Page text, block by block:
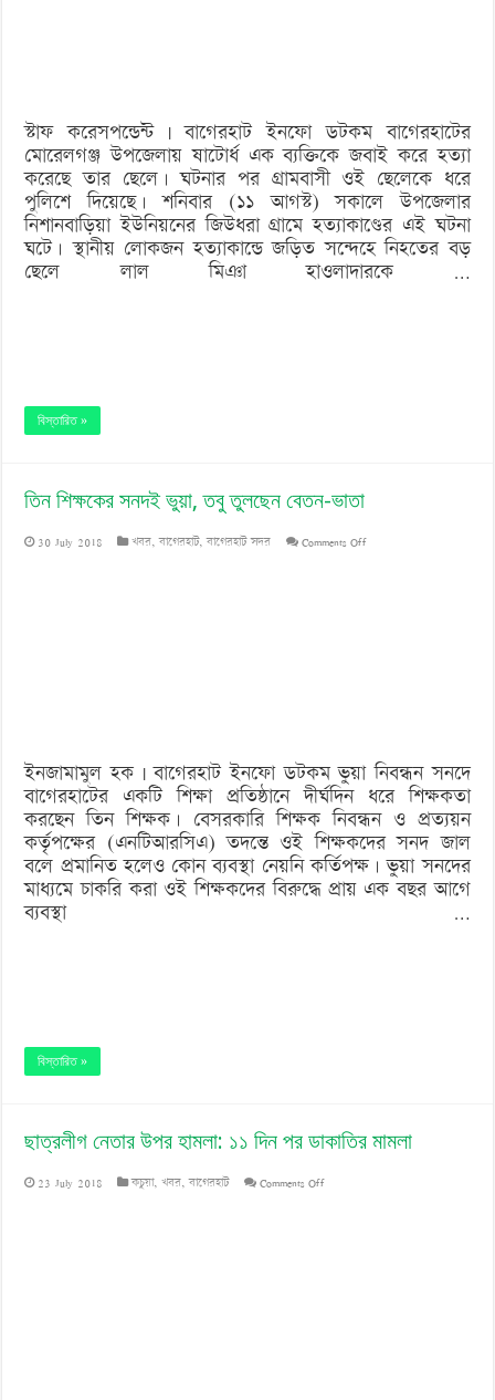
দিল
গ্রামবাসী
স্টাফ করেসপন্ডেন্ট | বাগেরহাট ইনফো ডটকম বাগেরহাটের
মোরেলগঞ্জ উপজেলায় ষাটোর্ধ এক ব্যক্তিকে জবাই করে হত্যা
করেছে তার ছেলে। ঘটনার পর গ্রামবাসী ওই ছেলেকে ধরে
পুলিশে দিয়েছে। শনিবার (১১ আগস্ট) সকালে উপজেলার
নিশানবাড়িয়া ইউনিয়নের জিউধরা গ্রামে হত্যাকাণ্ডের এই ঘটনা
ঘটে। স্থানীয় লোকজন হত্যাকান্ডে জড়িত সন্দেহে নিহতের বড়
ছেলে লাল মিঞা হাওলাদারকে …
বিস্তারিত »
তিন শিক্ষকের সনদই ভুয়া, তবু তুলছেন বেতন-ভাতা
30 July 2018 খবর,বাগেরহাট,বাগেরহাট সদর Comments Offon
বেতন-
ভাতা
ইনজামামুল হক | বাগেরহাট ইনফো ডটকম ভুয়া নিবন্ধন সনদে
বাগেরহাটের একটি শিক্ষা প্রতিষ্ঠানে দীর্ঘদিন ধরে শিক্ষকতা
করছেন তিন শিক্ষক। বেসরকারি শিক্ষক নিবন্ধন ও প্রত্যয়ন
কর্তৃপক্ষের (এনটিআরসিএ) তদন্তে ওই শিক্ষকদের সনদ জাল
বলে প্রমানিত হলেও কোন ব্যবস্থা নেয়নি কর্তিপক্ষ। ভুয়া সনদের
মাধ্যমে চাকরি করা ওই শিক্ষকদের বিরুদ্ধে প্রায় এক বছর আগে
ব্যবস্থা …
বিস্তারিত »
ছাত্রলীগ নেতার উপর হামলা: ১১ দিন পর ডাকাতির মামলা
23 July 2018 কচুয়া,খবর,বাগেরহাট Comments Offon